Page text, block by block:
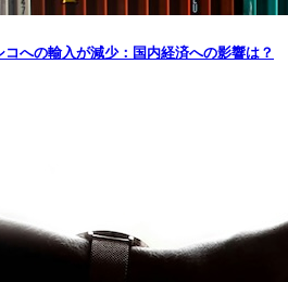
への輸入が減少：国内経済への影響は？